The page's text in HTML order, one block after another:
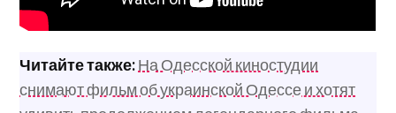
Читайте также:На Одесской киностудии
снимают фильм об украинской Одессе и хотят